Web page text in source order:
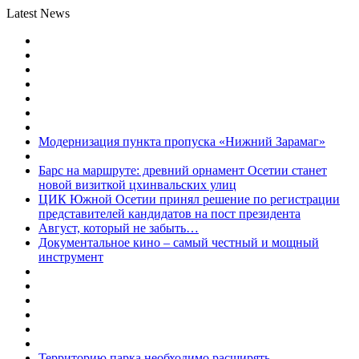
Latest News
Модернизация пункта пропуска «Нижний Зарамаг»
Барс на маршруте: древний орнамент Осетии станет
новой визиткой цхинвальских улиц
ЦИК Южной Осетии принял решение по регистрации
представителей кандидатов на пост президента
Август, который не забыть…
Документальное кино – самый честный и мощный
инструмент